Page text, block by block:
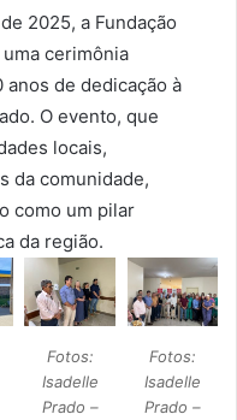
2025, a Fundação
cerimônia
de dedicação à
O evento, que
locais,
da comunidade,
como um pilar
da região.
Fotos:
Isadelle
Prado –
Fotos:
Isadelle
Prado –